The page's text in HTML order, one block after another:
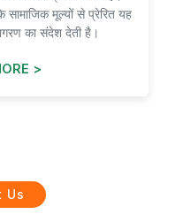
मूल्यों से प्रेरित यह
का संदेश देती है।
>
Us